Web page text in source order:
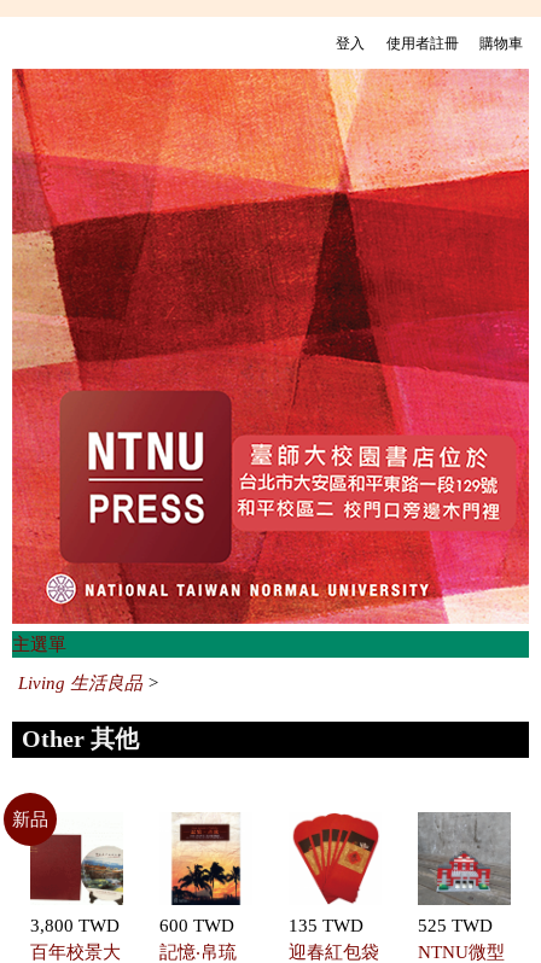
購物車
使用者註冊
登入
主選單
Living 生活良品 >
Other 其他
新品
3,800 TWD
百年校景大
600 TWD
記憶‧帛琉
135 TWD
迎春紅包袋
525 TWD
NTNU微型